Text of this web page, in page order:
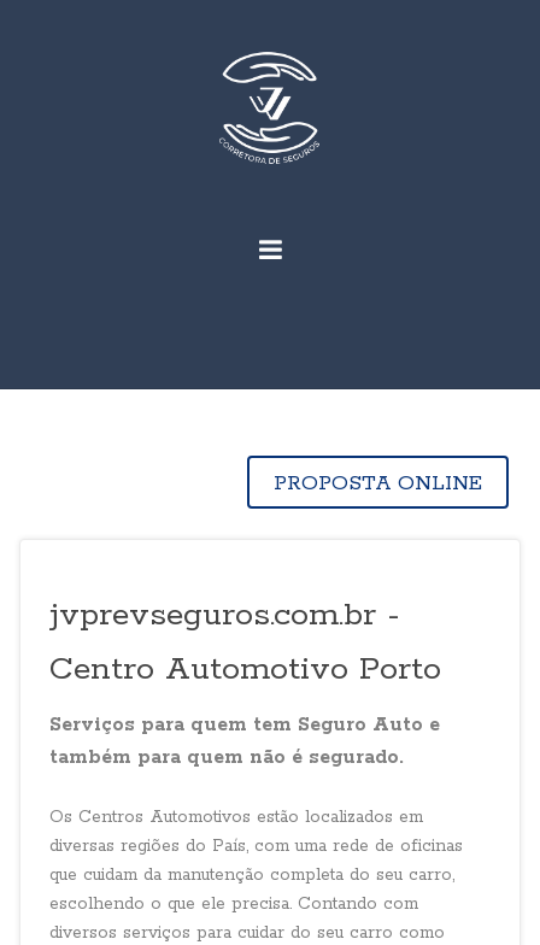
PROPOSTA ONLINE
jvprevseguros.com.br -
Centro Automotivo Porto
Serviços para quem tem Seguro Auto e
também para quem não é segurado.
Os Centros Automotivos estão localizados em
diversas regiões do País, com uma rede de oficinas
que cuidam da manutenção completa do seu carro,
escolhendo o que ele precisa. Contando com
diversos serviços para cuidar do seu carro como